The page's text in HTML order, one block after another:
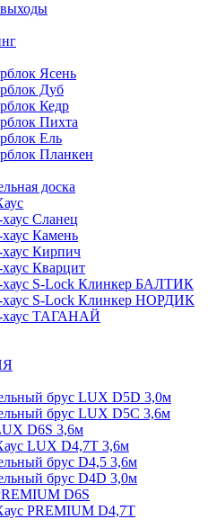
Ясень
Дуб
Кедр
Пихта
Ель
Планкен
доска
Сланец
Камень
Кирпич
Кварцит
хаус S-Lock Клинкер БАЛТИК
хаус S-Lock Клинкер НОРДИК
хаус ТАГАНАЙ
брус LUX D5D 3,0м
брус LUX D5C 3,6м
D6S 3,6м
LUX D4,7T 3,6м
брус D4,5 3,6м
брус D4D 3,0м
D6S
PREMIUM D4,7T